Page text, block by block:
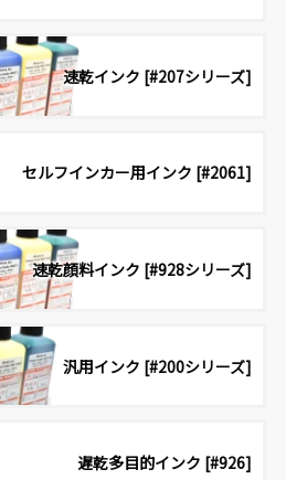
速乾インク [#207シリーズ]
セルフインカー用インク [#2061]
速乾顔料インク [#928シリーズ]
汎用インク [#200シリーズ]
遅乾多目的インク [#926]